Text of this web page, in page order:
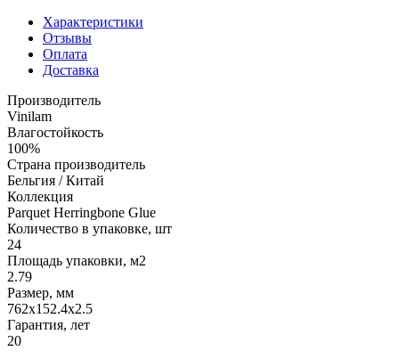
Характеристики
Отзывы
Оплата
Доставка
Производитель
Vinilam
Влагостойкость
100%
Страна производитель
Бельгия / Китай
Коллекция
Parquet Herringbone Glue
Количество в упаковке, шт
24
Площадь упаковки, м2
2.79
Размер, мм
762х152.4х2.5
Гарантия, лет
20